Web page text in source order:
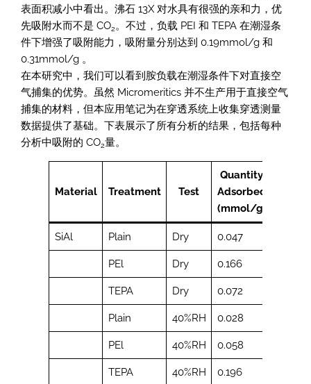
表面积减小中看出。沸石 13X 对水具有很强的亲和力，优
先吸附水而不是 CO2。不过，负载 PEI 和 TEPA 在潮湿条
件下增强了吸附能力，吸附量分别达到 0.19mmol/g 和
0.31mmol/g 。
在本研究中，我们可以看到胺负载在潮湿条件下对直接空
气捕集的优势。虽然 Micromeritics 并不生产用于直接空气
捕集的材料，但本应用笔记为在穿透系统上收集穿透测量
数据提供了基础。下表展示了所有分析的结果，包括每种
分析中吸附的 CO2量。
Material Treatment Test
Quantity
Adsorbed
(mmol/g)
SiAl Plain Dry 0.047
PEl Dry 0.166
TEPA Dry 0.072
Plain 40%RH 0.028
PEl 40%RH 0.058
TEPA 40%RH 0.196